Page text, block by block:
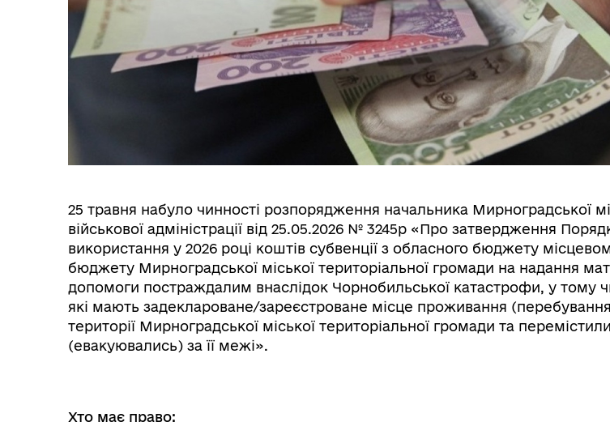
25 травня набуло чинності розпорядження начальника Мирноградської
військової адміністрації від 25.05.2026 № 3245р «Про затвердження
використання у 2026 році коштів субвенції з обласного бюджету
бюджету Мирноградської міської територіальної громади на надання
допомоги постраждалим внаслідок Чорнобильської катастрофи, у тому
які мають задеклароване/зареєстроване місце проживання
території Мирноградської міської територіальної громади та
(евакуювались) за її межі».
Хто має право: